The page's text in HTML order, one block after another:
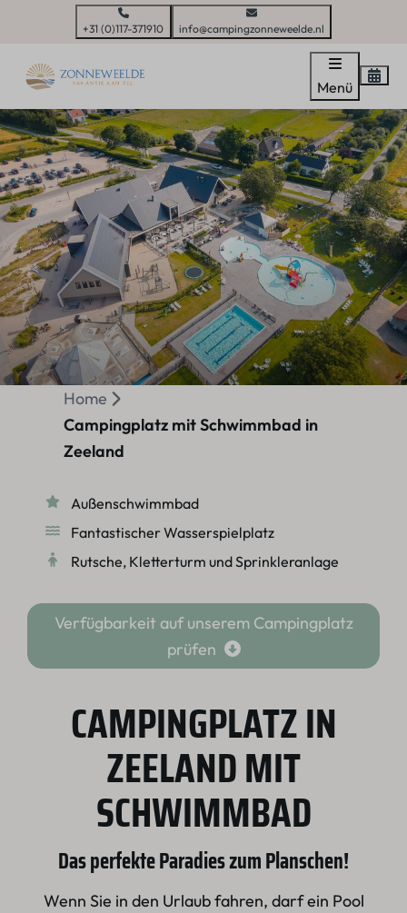
+31 (0)117-371910 info@campingzonneweelde.nl
Menü
Home
Campingplatz mit Schwimmbad in
Zeeland
Außenschwimmbad
Fantastischer Wasserspielplatz
Rutsche, Kletterturm und Sprinkleranlage
Verfügbarkeit auf unserem Campingplatz
prüfen
CAMPINGPLATZ IN
ZEELAND MIT
SCHWIMMBAD
Das perfekte Paradies zum Planschen!
Wenn Sie in den Urlaub fahren, darf ein Pool